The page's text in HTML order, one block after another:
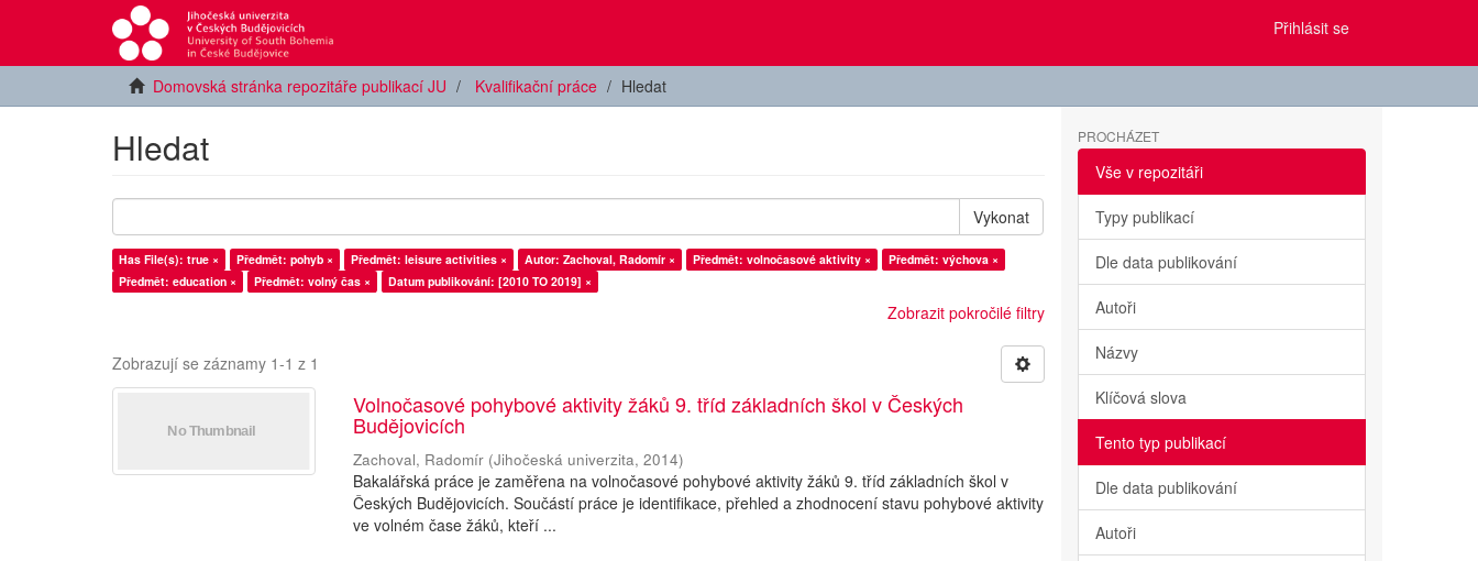
Přihlásit se
Domovská stránka repozitáře publikací JU Kvalifikační práce Hledat
Hledat
Vykonat
Has File(s): true × Předmět: pohyb × Předmět: leisure activities × Autor: Zachoval, Radomír × Předmět: volnočasové aktivity ×
Předmět: výchova ×
Předmět: education ×
Předmět: volný čas × Datum publikování: [2010 TO 2019] ×
Zobrazit pokročilé filtry
Zobrazují se záznamy 1-1 z 1
Volnočasové pohybové aktivity žáků 9. tříd základních škol v Českých
Budějovicích
Zachoval, Radomír (Jihočeská univerzita,2014)
Bakalářská práce je zaměřena na volnočasové pohybové aktivity žáků 9. tříd základních škol v
Českých Budějovicích. Součástí práce je identifikace, přehled a zhodnocení stavu pohybové aktivity
ve volném čase žáků, kteří ...
PROCHÁZET
Vše v repozitáři
Typy publikací
Dle data publikování
Autoři
Názvy
Klíčová slova
Tento typ publikací
Dle data publikování
Autoři